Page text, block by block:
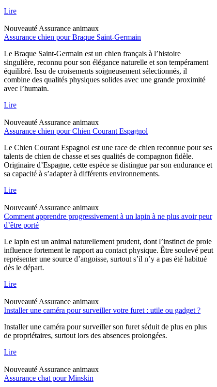
Lire
Nouveauté Assurance animaux
Assurance chien pour Braque Saint-Germain
Le Braque Saint-Germain est un chien français à l’histoire
singulière, reconnu pour son élégance naturelle et son tempérament
équilibré. Issu de croisements soigneusement sélectionnés, il
combine des qualités physiques solides avec une grande proximité
avec l’humain.
Lire
Nouveauté Assurance animaux
Assurance chien pour Chien Courant Espagnol
Le Chien Courant Espagnol est une race de chien reconnue pour ses
talents de chien de chasse et ses qualités de compagnon fidèle.
Originaire d’Espagne, cette espèce se distingue par son endurance et
sa capacité à s’adapter à différents environnements.
Lire
Nouveauté Assurance animaux
Comment apprendre progressivement à un lapin à ne plus avoir peur
d’être porté
Le lapin est un animal naturellement prudent, dont l’instinct de proie
influence fortement le rapport au contact physique. Être soulevé peut
représenter une source d’angoisse, surtout s’il n’y a pas été habitué
dès le départ.
Lire
Nouveauté Assurance animaux
Installer une caméra pour surveiller votre furet : utile ou gadget ?
Installer une caméra pour surveiller son furet séduit de plus en plus
de propriétaires, surtout lors des absences prolongées.
Lire
Nouveauté Assurance animaux
Assurance chat pour Minskin